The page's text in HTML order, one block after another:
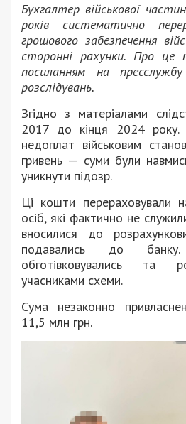
Бухгалтер військової
років систематично
грошового забезпечення
сторонні рахунки. Про це
посиланням на
розслідувань.
Згідно з матеріалами
2017 до кінця 2024 року.
недоплат військовим
гривень — суми були
уникнути підозр.
Ці кошти перераховували
осіб, які фактично не
вносилися до
подавались до
обготівковувались та
учасниками схеми.
Сума незаконно
11,5 млн грн.